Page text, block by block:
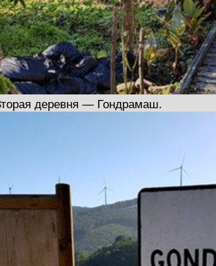
деревня — Гондрамаш.